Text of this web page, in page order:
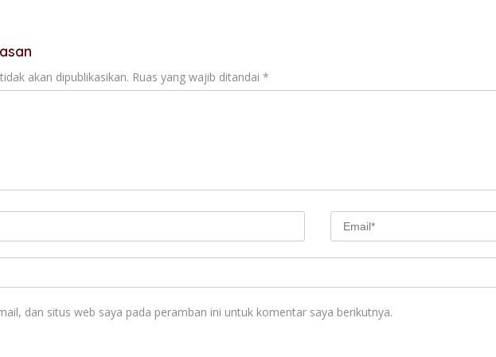
akan dipublikasikan. Ruas yang wajib ditandai *
dan situs web saya pada peramban ini untuk komentar saya berikutnya.